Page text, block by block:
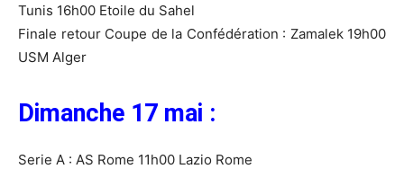
Tunis 16h00 Etoile du Sahel
Finale retour Coupe de la Confédération : Zamalek 19h00
USM Alger
Dimanche 17 mai :
Serie A : AS Rome 11h00 Lazio Rome